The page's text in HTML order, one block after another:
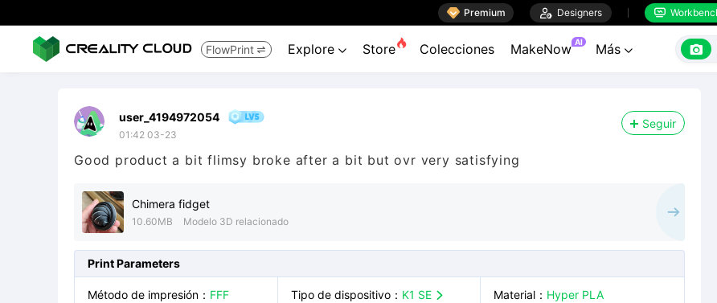
 Premium  Designers 
FlowPrint  Explore  Store Colecciones MakeNow AI Más  
user_4194972054
01:42 03-23
Seguir
Good product a bit flimsy broke after a bit but ovr very satisfying
Chimera fidget
10.60MB Modelo 3D relacionado
Print Parameters
Método de impresión ： FFF Tipo de dispositivo： K1 SE  Material ： Hyper PLA